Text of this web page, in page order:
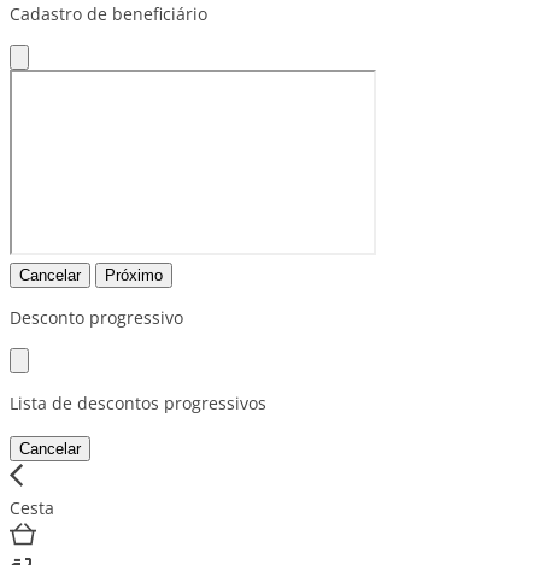
Cadastro de beneficiário
Cancelar Próximo
Desconto progressivo
Lista de descontos progressivos
Cancelar
Cesta